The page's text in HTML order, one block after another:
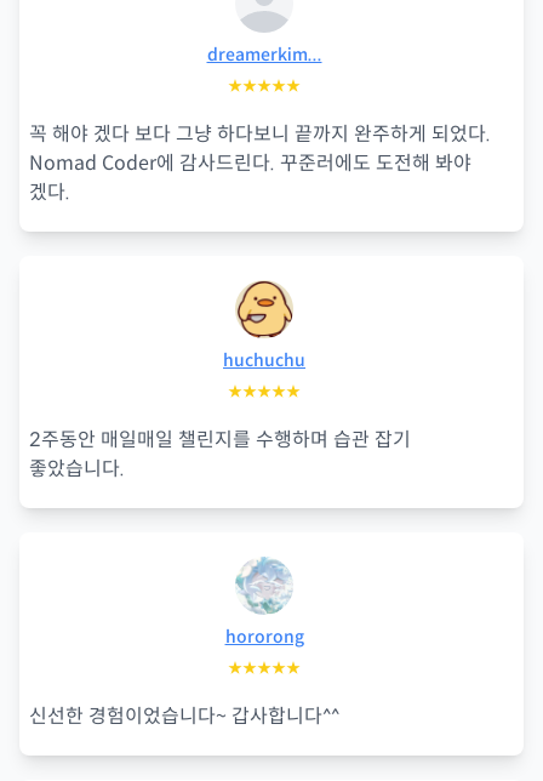
dreamerkim...
★★★★★
꼭 해야 겠다 보다 그냥 하다보니 끝까지 완주하게 되었다.
Nomad Coder에 감사드린다. 꾸준러에도 도전해 봐야
겠다.
huchuchu
★★★★★
2주동안 매일매일 챌린지를 수행하며 습관 잡기
좋았습니다.
hororong
★★★★★
신선한 경험이었습니다~ 갑사합니다^^